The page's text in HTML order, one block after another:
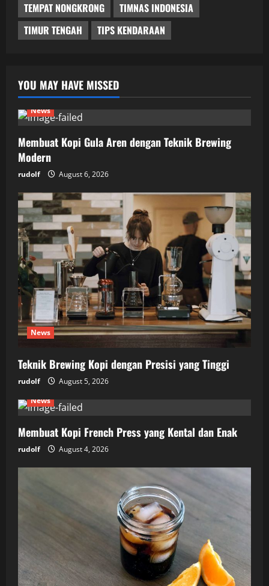
TEMPAT NONGKRONG
TIMNAS INDONESIA
TIMUR TENGAH
TIPS KENDARAAN
YOU MAY HAVE MISSED
News
Membuat Kopi Gula Aren dengan Teknik Brewing
Modern
rudolf August 6, 2026
News
Teknik Brewing Kopi dengan Presisi yang Tinggi
rudolf
August 5, 2026
News
Membuat Kopi French Press yang Kental dan Enak
rudolf August 4, 2026